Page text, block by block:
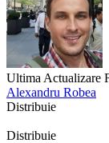
Ultima Actualizare
Alexandru Robea
Distribuie
Distribuie